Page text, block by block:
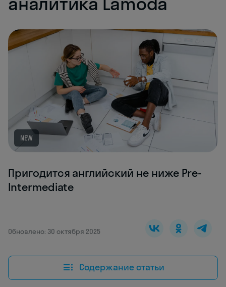
NEW
Пригодится английский не ниже Pre-
Intermediate
Обновлено: 30 октября 2025
Содержание статьи